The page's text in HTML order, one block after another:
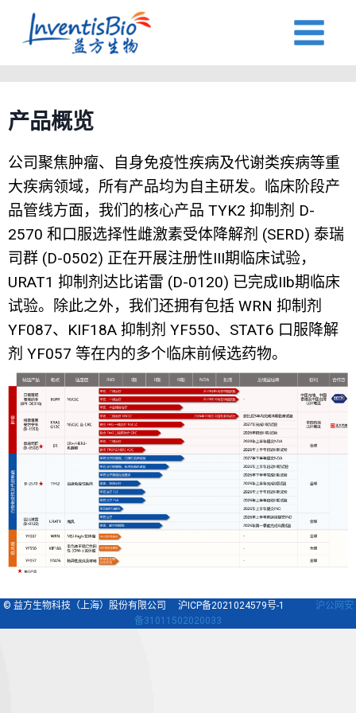
产品概览
公司聚焦肿瘤、自身免疫性疾病及代谢类疾病等重
大疾病领域，所有产品均为自主研发。临床阶段产
品管线方面，我们的核心产品 TYK2 抑制剂 D-
2570 和口服选择性雌激素受体降解剂 (SERD) 泰瑞
司群 (D-0502) 正在开展注册性III期临床试验，
URAT1 抑制剂达比诺雷 (D-0120) 已完成IIb期临床
试验。除此之外，我们还拥有包括 WRN 抑制剂
YF087、KIF18A 抑制剂 YF550、STAT6 口服降解
剂 YF057 等在内的多个临床前候选药物。
© 益方生物科技（上海）股份有限公司 沪ICP备2021024579号-1
沪公网安
备31011502020033